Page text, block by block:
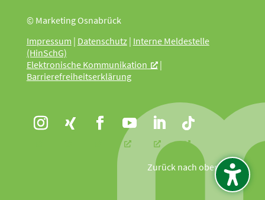
© Marketing Osnabrück
Impressum | Datenschutz| Interne Meldestelle
(HinSchG)
Elektronische Kommunikation
|
Barrierefreiheitserklärung
Zurück nach oben